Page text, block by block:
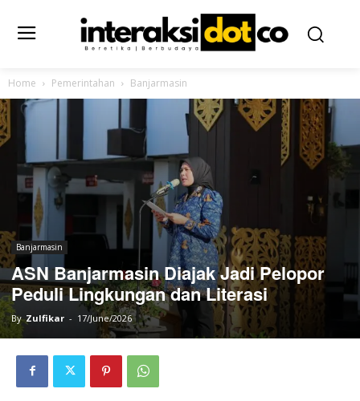
Home Pemerintahan Banjarmasin
Banjarmasin
ASN Banjarmasin Diajak Jadi Pelopor
Peduli Lingkungan dan Literasi
By Zulfikar - 17/June/2026